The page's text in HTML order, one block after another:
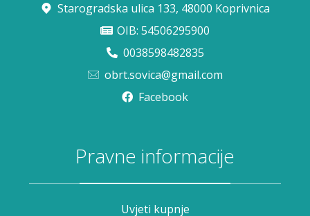
Starogradska ulica 133, 48000 Koprivnica
OIB: 54506295900
0038598482835
obrt.sovica@gmail.com
Facebook
Pravne informacije
Uvjeti kupnje